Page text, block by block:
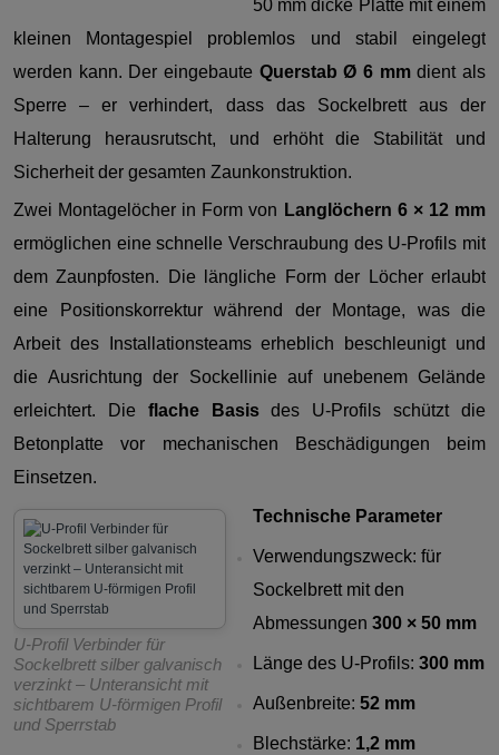
50 mm dicke Platte mit einem
kleinen Montagespiel problemlos und stabil eingelegt
werden kann. Der eingebaute Querstab Ø 6 mmdient als
Sperre – er verhindert, dass das Sockelbrett aus der
Halterung herausrutscht, und erhöht die Stabilität und
Sicherheit der gesamten Zaunkonstruktion.
Zwei Montagelöcher in Form von Langlöchern 6 × 12 mm
ermöglichen eine schnelle Verschraubung des U-Profils mit
dem Zaunpfosten. Die längliche Form der Löcher erlaubt
eine Positionskorrektur während der Montage, was die
Arbeit des Installationsteams erheblich beschleunigt und
die Ausrichtung der Sockellinie auf unebenem Gelände
erleichtert. Die flache Basisdes U-Profils schützt die
Betonplatte vor mechanischen Beschädigungen beim
Einsetzen.
U-Profil Verbinder für
Sockelbrett silber galvanisch
verzinkt – Unteransicht mit
sichtbarem U-förmigen Profil
und Sperrstab
Technische Parameter
Verwendungszweck: für
Sockelbrett mit den
Abmessungen 300 × 50 mm
Länge des U-Profils: 300 mm
Außenbreite: 52 mm
Blechstärke: 1,2 mm